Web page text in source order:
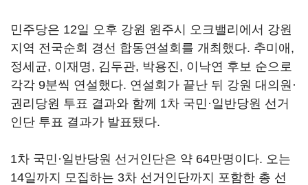
민주당은 12일 오후 강원 원주시 오크밸리에서 강원
지역 전국순회 경선 합동연설회를 개최했다. 추미애,
정세균, 이재명, 김두관, 박용진, 이낙연 후보 순으로
각각 9분씩 연설했다. 연설회가 끝난 뒤 강원 대의원·
권리당원 투표 결과와 함께 1차 국민·일반당원 선거
인단 투표 결과가 발표됐다.
1차 국민·일반당원 선거인단은 약 64만명이다. 오는
14일까지 모집하는 3차 선거인단까지 포함한 총 선